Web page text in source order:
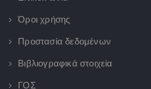
Όροι χρήσης
Προστασία δεδομένων
Βιβλιογραφικά στοιχεία
ΓΟΣ